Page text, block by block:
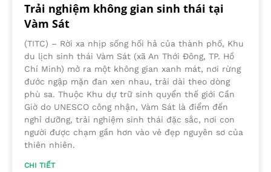
Trải nghiệm không gian sinh thái tại
Vàm Sát
(TITC) – Rời xa nhịp sống hối hả của thành phố, Khu
du lịch sinh thái Vàm Sát (xã An Thới Đông, TP. Hồ
Chí Minh) mở ra một không gian xanh mát, nơi rừng
đước ngập mặn đan xen nhau, trải dài theo dòng
phù sa. Thuộc Khu dự trữ sinh quyển thế giới Cần
Giờ do UNESCO công nhận, Vàm Sát là điểm đến
nghỉ dưỡng, trải nghiệm sinh thái đặc sắc, nơi con
người được chạm gần hơn vào vẻ đẹp nguyên sơ của
thiên nhiên.
CHI TIẾT